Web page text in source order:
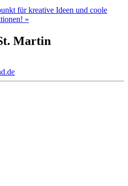
für kreative Ideen und coole
»
Martin